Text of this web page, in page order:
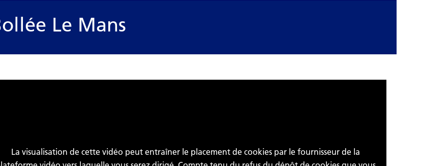
Le Mans
La visualisation de cette vidéo peut entraîner le placement de cookies par le fournisseur de la